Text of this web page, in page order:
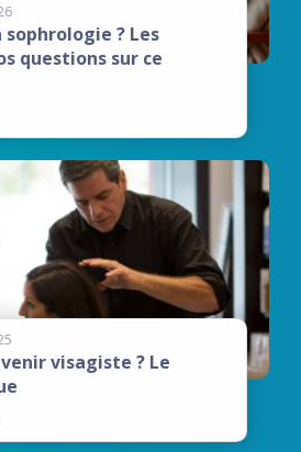
? Les
questions sur ce
visagiste ? Le